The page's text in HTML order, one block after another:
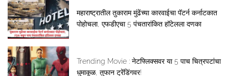
महाराष्ट्रातील तुकाराम मुंढेंच्या कारवाईचा पॅटर्न कर्नाटकात
पोहोचला, एफडीएचा 5 पंचतारांकित हॉटेलला दणका
Trending Movie : नेटफ्लिक्सवर या 5 पाच चित्रपटांचा
धुमाकूळ, तुफान ट्रेंडिंगवर!